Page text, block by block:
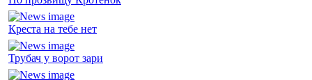
Креста на тебе нет
Трубач у ворот зари